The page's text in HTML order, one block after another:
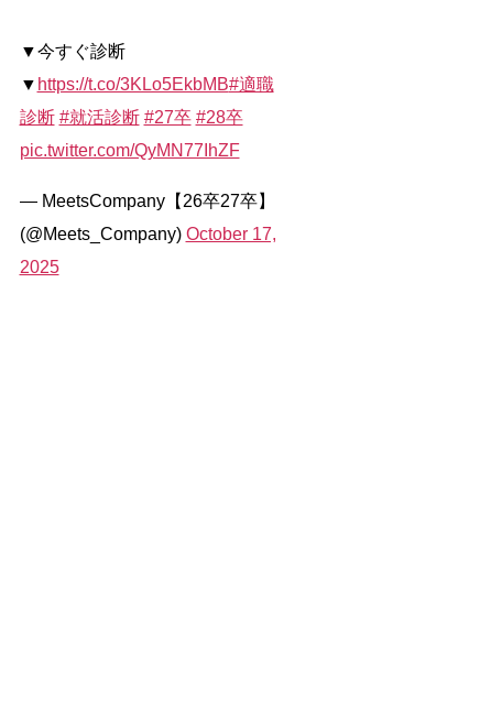
▼今すぐ診断
▼ https://t.co/3KLo5EkbMB#適職
診断 #就活診断 #27卒 #28卒
pic.twitter.com/QyMN77IhZF
— MeetsCompany【26卒27卒】
(@Meets_Company) October 17,
2025